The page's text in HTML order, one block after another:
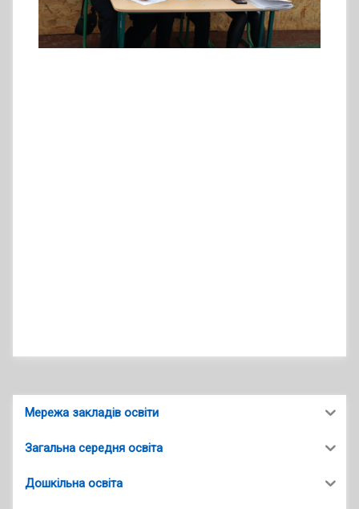
Мережа закладів освіти
Загальна середня освіта
Дошкільна освіта